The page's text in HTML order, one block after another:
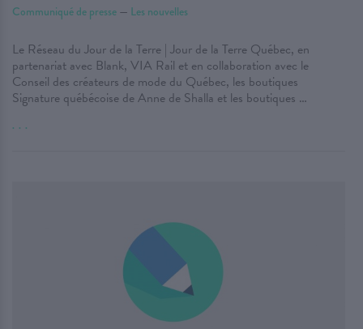
Communiqué de presse — Les nouvelles
Le Réseau du Jour de la Terre | Jour de la Terre Québec, en
partenariat avec Blank, VIA Rail et en collaboration avec le
Conseil des créateurs de mode du Québec, les boutiques
Signature québécoise de Anne de Shalla et les boutiques …
. . .